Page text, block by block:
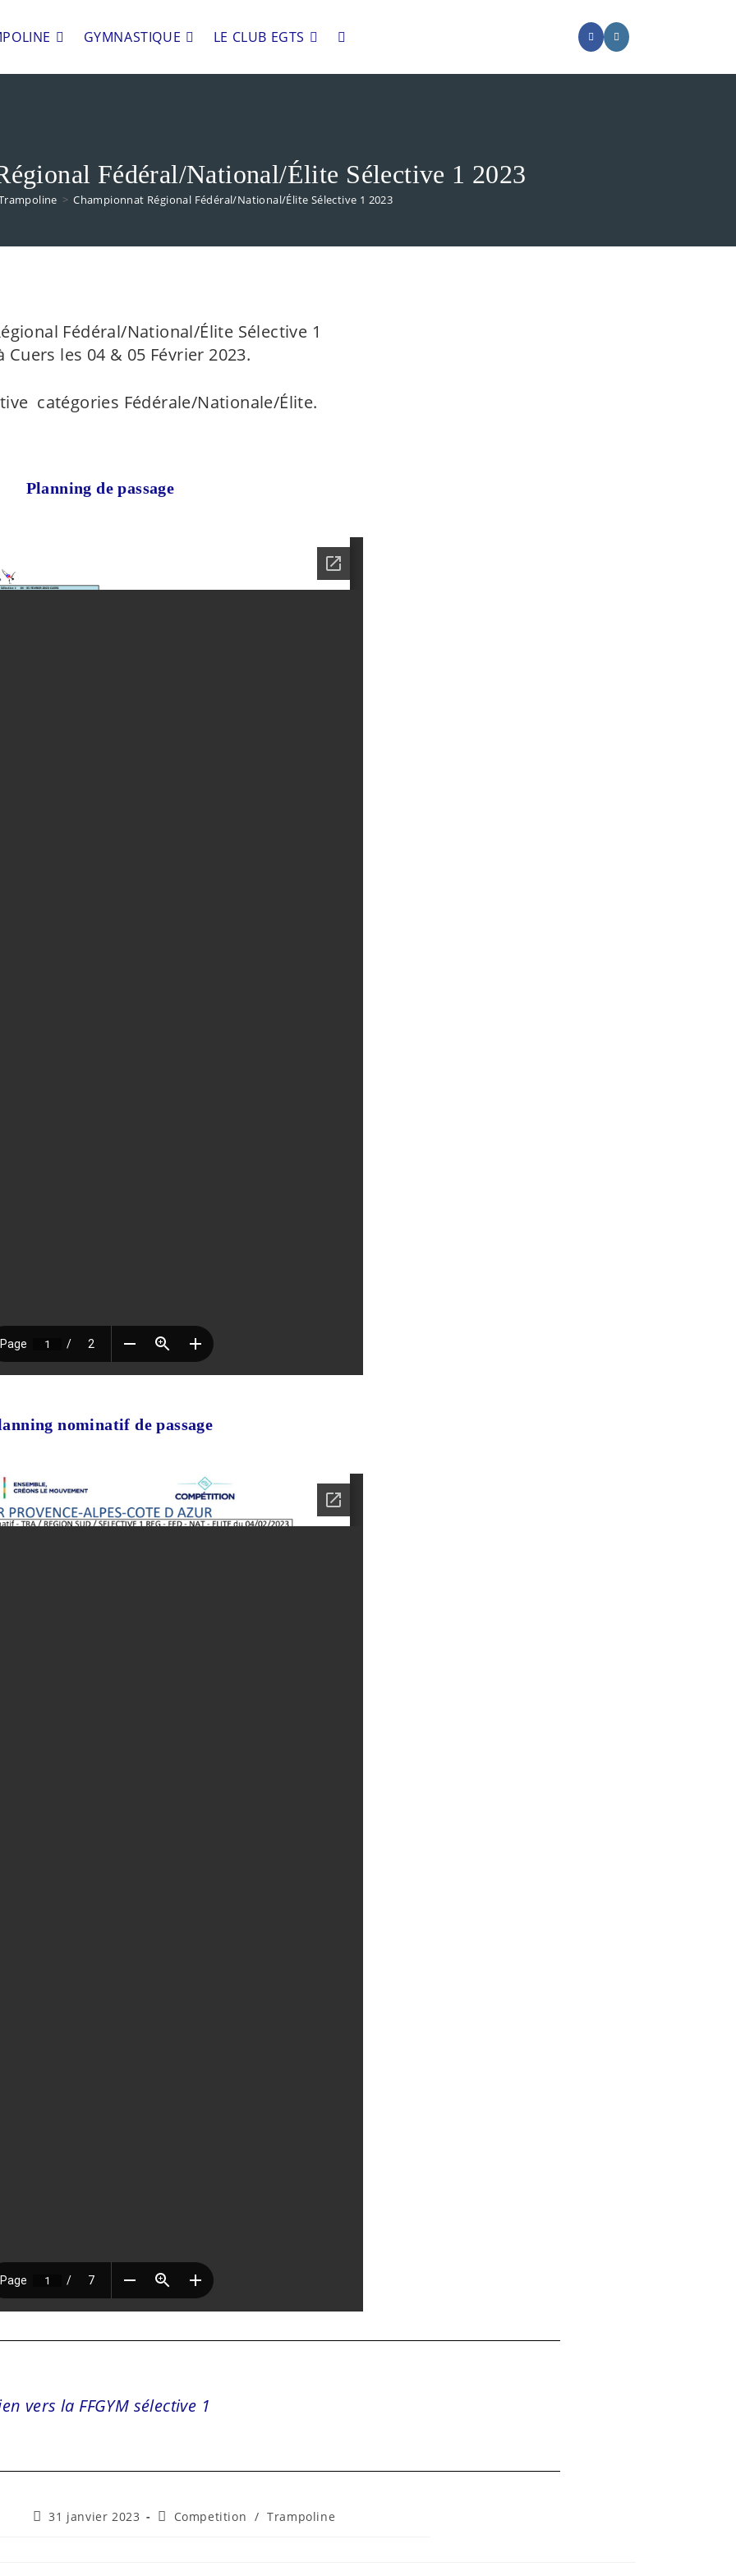
GYMNASTIQUE LE CLUB EGTS
Fédéral/National/Élite Sélective 1 2023
> Championnat Régional Fédéral/National/Élite Sélective 1 2023
Fédéral/National/Élite Sélective 1
Cuers les 04 & 05 Février 2023.
catégories Fédérale/Nationale/Élite.
Planning de passage
nominatif de passage
vers la FFGYM sélective 1
31 janvier 2023 Competition / Trampoline